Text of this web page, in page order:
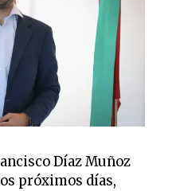
Díaz Muñoz
próximos días,